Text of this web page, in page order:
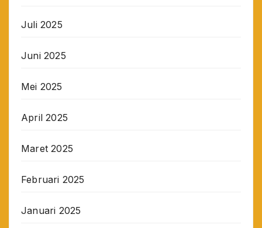
Juli 2025
Juni 2025
Mei 2025
April 2025
Maret 2025
Februari 2025
Januari 2025